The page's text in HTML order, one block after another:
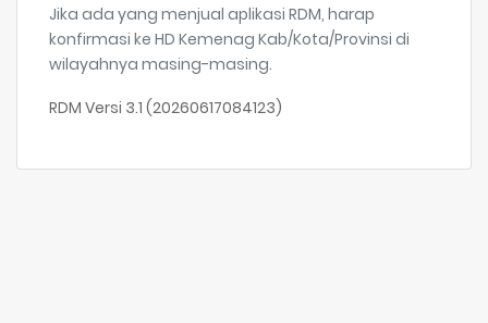
Jika ada yang menjual aplikasi RDM, harap
konfirmasi ke HD Kemenag Kab/Kota/Provinsi di
wilayahnya masing-masing.
RDM Versi 3.1 (20260617084123)